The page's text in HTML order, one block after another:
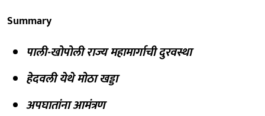
Summary
पाली-खोपोली राज्य महामार्गाची दुरवस्था
हेदवली येथे मोठा खड्डा
अपघातांना आमंत्रण